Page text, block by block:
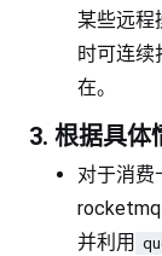
某些远程
时可连
在。
3. 根据具体
对于消费
并利用